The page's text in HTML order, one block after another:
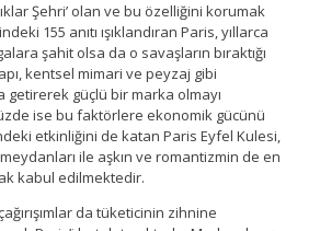
Şehri’ olan ve bu özelliğini korumak
155 anıtı ışıklandıran Paris, yıllarca
şahit olsa da o savaşların bıraktığı
kentsel mimari ve peyzaj gibi
güçlü bir marka olmayı
ise bu faktörlere ekonomik gücünü
etkinliğini de katan Paris Eyfel Kulesi,
ile aşkın ve romantizmin de en
kabul edilmektedir.
da tüketicinin zihnine